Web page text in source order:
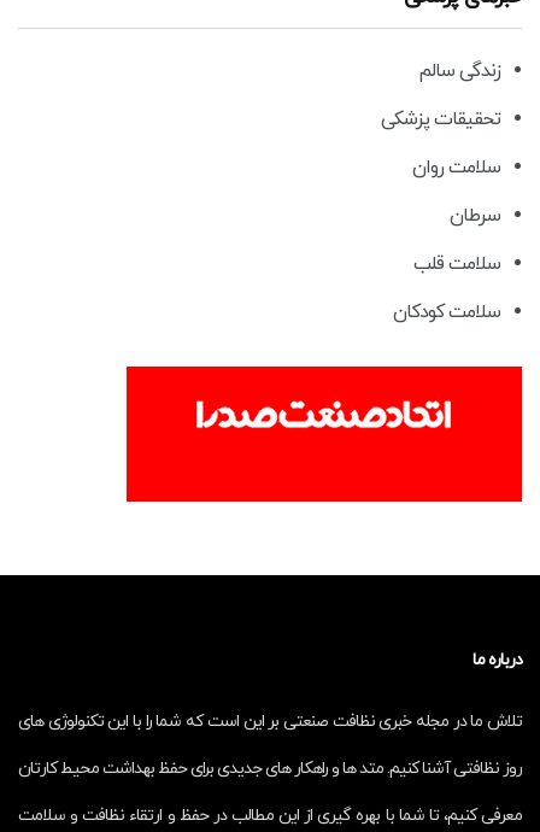
زندگی سالم
تحقیقات پزشکی
سلامت روان
سرطان
سلامت قلب
سلامت کودکان
درباره ما
تلاش ما در مجله خبری نظافت صنعتی بر این است که شما را با این تکنولوژی های
روز نظافتی آشنا کنیم. متد ها و راهکار های جدیدی برای حفظ بهداشت محیط کارتان
معرفی کنیم، تا شما با بهره گیری از این مطالب در حفظ و ارتقاء نظافت و سلامت